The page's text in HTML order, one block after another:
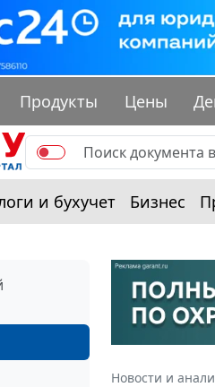
Продукты Цены
и бухучет Бизнес
Новости и